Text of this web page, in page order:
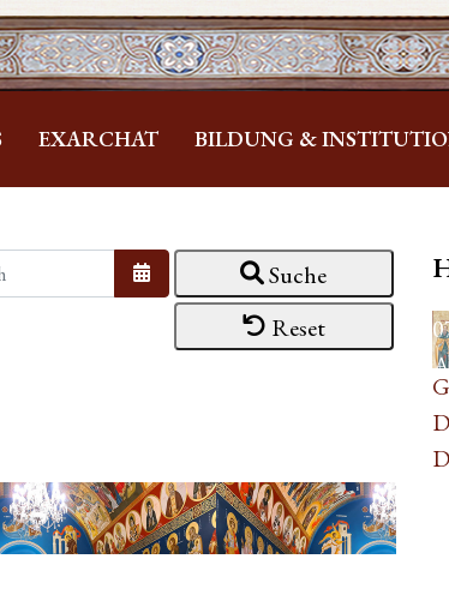
EXARCHAT BILDUNG &
Kalender öffnen
Suche
Reset